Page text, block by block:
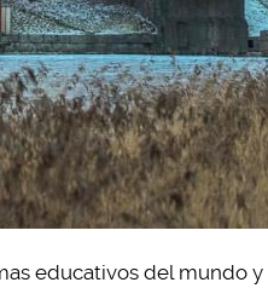
educativos del mundo